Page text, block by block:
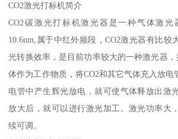
CO2激光打标机简介
CO2碳激光打标机激光器是一种气体激光
10.6um,属于中红外频段，CO2激光器有比较
光转换效率，是目前功率较大的一种激光器，
体作为工作物质，将CO2和其它气体充入放电
电管中产生辉光放电，就可使气体释放出激
放大后，就可以进行激光加工。激光功率大
续可调。